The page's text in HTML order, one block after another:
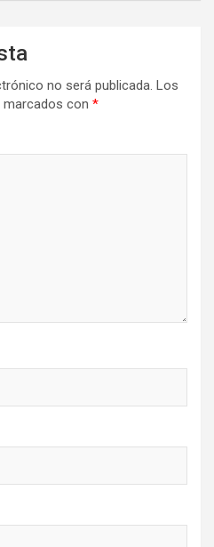
no será publicada. Los
con *